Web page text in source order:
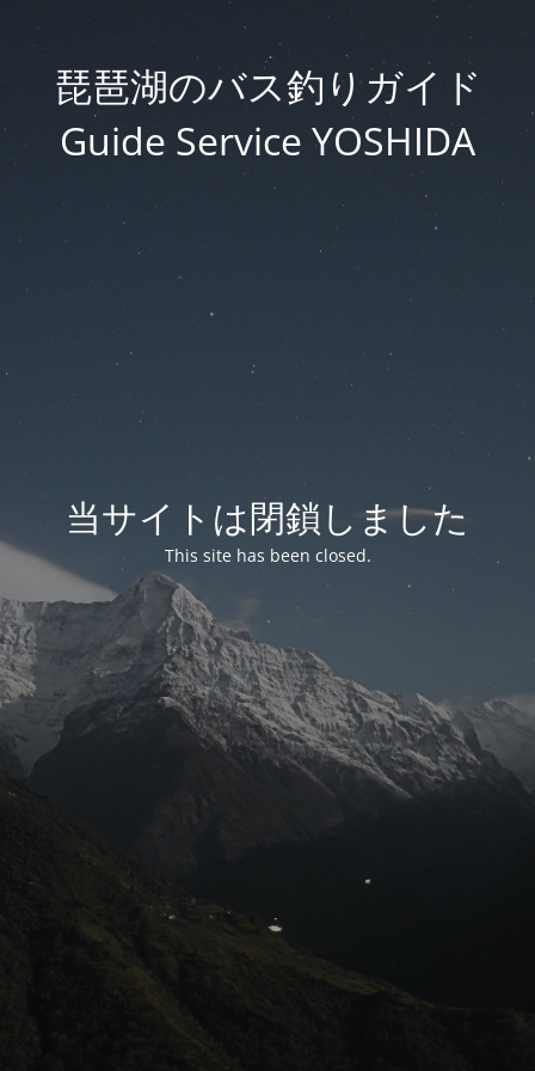
琵琶湖のバス釣りガイド
Guide Service YOSHIDA
当サイトは閉鎖しました
This site has been closed.